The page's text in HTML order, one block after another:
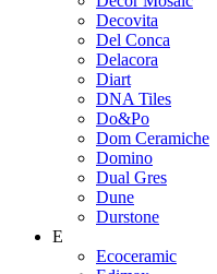
Decovita
Del Conca
Delacora
Diart
DNA Tiles
Do&Po
Dom Ceramiche
Domino
Dual Gres
Dune
Durstone
E
Ecoceramic